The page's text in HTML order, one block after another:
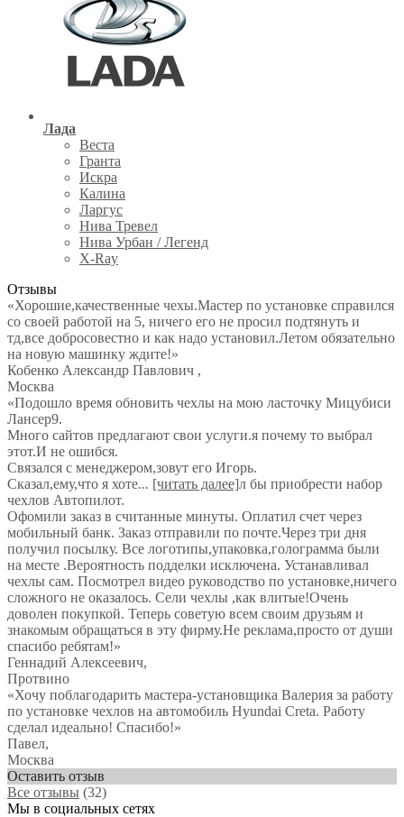
Лада
Веста
Гранта
Искра
Калина
Ларгус
Нива Тревел
Нива Урбан / Легенд
X-Ray
Отзывы
«Хорошие,качественные чехы.Мастер по установке справился
со своей работой на 5, ничего его не просил подтянуть и
тд,все добросовестно и как надо установил.Летом обязательно
на новую машинку ждите!»
Кобенко Александр Павлович ,
Москва
«Подошло время обновить чехлы на мою ласточку Мицубиси
Лансер9.
Много сайтов предлагают свои услуги.я почему то выбрал
этот.И не ошибся.
Связался с менеджером,зовут его Игорь.
Сказал,ему,что я хоте... [читать далее]л бы приобрести набор
чехлов Автопилот.
Офомили заказ в считанные минуты. Оплатил счет через
мобильный банк. Заказ отправили по почте.Через три дня
получил посылку. Все логотипы,упаковка,голограмма были
на месте .Вероятность подделки исключена. Устанавливал
чехлы сам. Посмотрел видео руководство по установке,ничего
сложного не оказалось. Сели чехлы ,как влитые!Очень
доволен покупкой. Теперь советую всем своим друзьям и
знакомым обращаться в эту фирму.Не реклама,просто от души
спасибо ребятам!»
Геннадий Алексеевич,
Протвино
«Хочу поблагодарить мастера-установщика Валерия за работу
по установке чехлов на автомобиль Hyundai Creta. Работу
сделал идеально! Спасибо!»
Павел,
Москва
Оставить отзыв
Все отзывы (32)
Мы в социальных сетях